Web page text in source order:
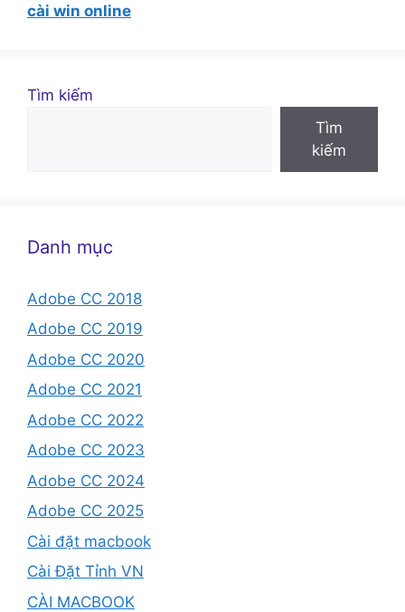
cài win online
Tìm kiếm
Tìm
kiếm
Danh mục
Adobe CC 2018
Adobe CC 2019
Adobe CC 2020
Adobe CC 2021
Adobe CC 2022
Adobe CC 2023
Adobe CC 2024
Adobe CC 2025
Cài đặt macbook
Cài Đặt Tỉnh VN
CÀI MACBOOK